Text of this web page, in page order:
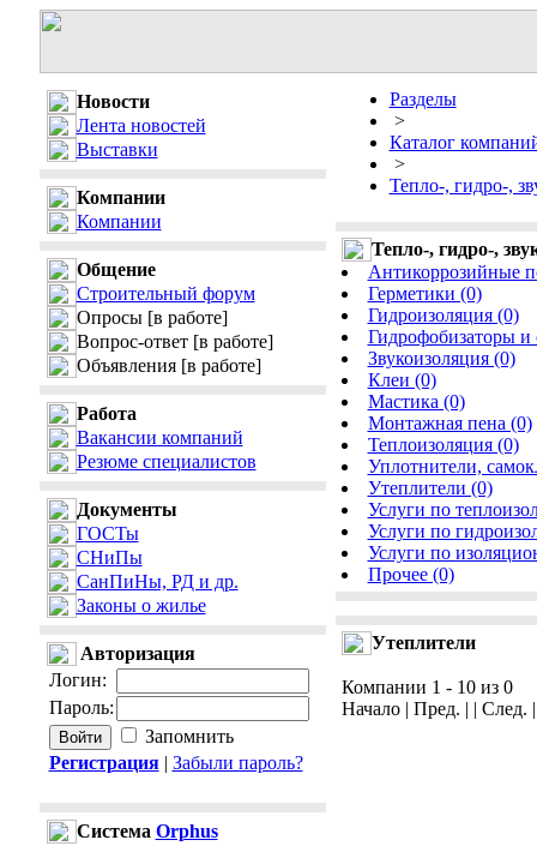
Новости
Лента новостей
Выставки
Компании
Компании
Общение
Строительный форум
Опросы [в работе]
Вопрос-ответ [в работе]
Объявления [в работе]
Работа
Вакансии компаний
Резюме специалистов
Документы
ГОСТы
СНиПы
СанПиНы, РД и др.
Законы о жилье
Авторизация
Логин:
Пароль:
Запомнить
Регистрация| Забыли пароль?
Cистема Orphus
Разделы
>
Каталог
>
Тепло-, гидро-,
Тепло-, гидро-,
Антикоррозийные
Герметики (0)
Гидроизоляция (0)
Гидрофобизаторы и
Звукоизоляция (0)
Клеи (0)
Мастика (0)
Монтажная пена (0)
Теплоизоляция (0)
Уплотнители,
Утеплители (0)
Услуги по
Услуги по
Услуги по
Прочее (0)
Утеплители
Компании 1 - 10 из 0
Начало | Пред. | | След.